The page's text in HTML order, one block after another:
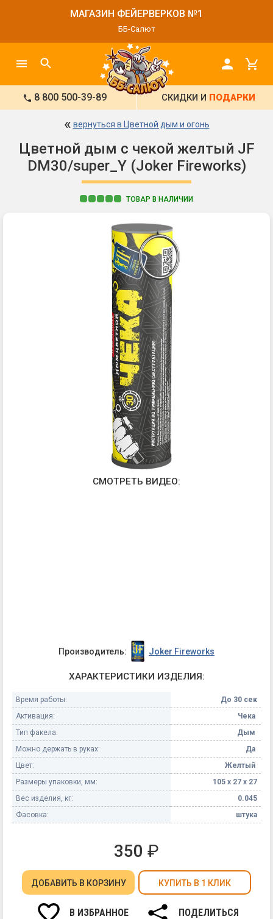
МАГАЗИН ФЕЙЕРВЕРКОВ №1
ББ-Салют
8 800 500-39-89 СКИДКИ И ПОДАРКИ
« вернуться в Цветной дым и огонь
Цветной дым с чекой желтый JF
DM30/super_Y (Joker Fireworks)
ТОВАР В НАЛИЧИИ
СМОТРЕТЬ ВИДЕО:
Производитель: Joker Fireworks
ХАРАКТЕРИСТИКИ ИЗДЕЛИЯ:
Время работы:
До 30 сек
Активация:
Чека
Тип факела:
Дым
Можно держать в руках:
Да
Цвет:
Желтый
Размеры упаковки, мм:
105 х 27 х 27
Вес изделия, кг:
0.045
Фасовка:
штука
350 ₽
ДОБАВИТЬ В КОРЗИНУ КУПИТЬ В 1 КЛИК
В ИЗБРАННОЕ ПОДЕЛИТЬСЯ